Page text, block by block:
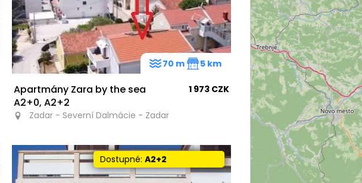
Apartmány Zara by the sea
A2+0, A2+2
1 973 CZK
Zadar - Severní Dalmácie - Zadar
70 m 5 km
Dostupné: A2+2